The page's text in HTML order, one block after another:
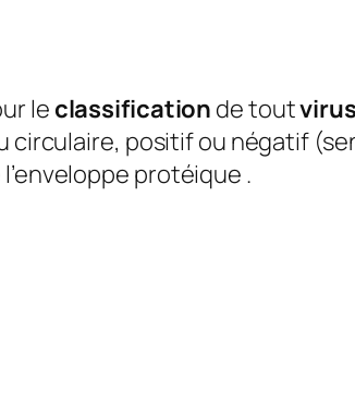
leclassification de toutvirus
circulaire, positif ou négatif
protéique .